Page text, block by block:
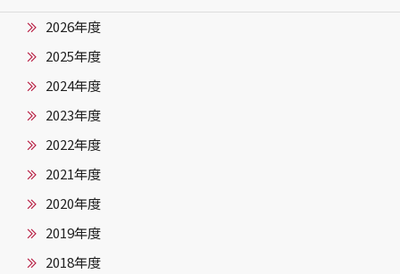
2026年度
2025年度
2024年度
2023年度
2022年度
2021年度
2020年度
2019年度
2018年度